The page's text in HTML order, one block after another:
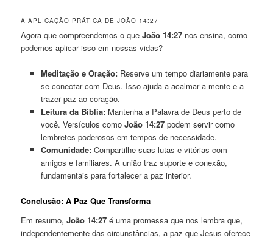
A APLICAÇÃO PRÁTICA DE JOÃO 14:27
Agora que compreendemos o queJoão 14:27 nos ensina, como
podemos aplicar isso em nossas vidas?
Meditação e Oração:Reserve um tempo diariamente para
se conectar com Deus. Isso ajuda a acalmar a mente e a
trazer paz ao coração.
Leitura da Bíblia:Mantenha a Palavra de Deus perto de
você. Versículos como João 14:27podem servir como
lembretes poderosos em tempos de necessidade.
Comunidade:Compartilhe suas lutas e vitórias com
amigos e familiares. A união traz suporte e conexão,
fundamentais para fortalecer a paz interior.
Conclusão: A Paz Que Transforma
Em resumo,João 14:27 é uma promessa que nos lembra que,
independentemente das circunstâncias, a paz que Jesus oferece